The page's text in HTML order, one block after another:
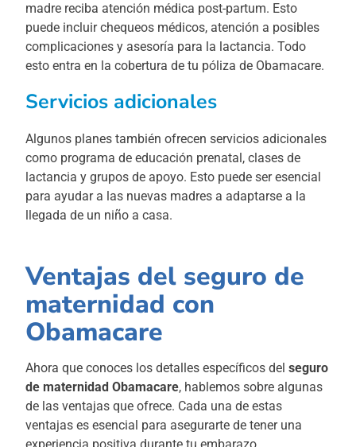
madre reciba atención médica post-partum. Esto
puede incluir chequeos médicos, atención a posibles
complicaciones y asesoría para la lactancia. Todo
esto entra en la cobertura de tu póliza de Obamacare.
Servicios adicionales
Algunos planes también ofrecen servicios adicionales
como programa de educación prenatal, clases de
lactancia y grupos de apoyo. Esto puede ser esencial
para ayudar a las nuevas madres a adaptarse a la
llegada de un niño a casa.
Ventajas del seguro de
maternidad con
Obamacare
Ahora que conoces los detalles específicos delseguro
de maternidad Obamacare, hablemos sobre algunas
de las ventajas que ofrece. Cada una de estas
ventajas es esencial para asegurarte de tener una